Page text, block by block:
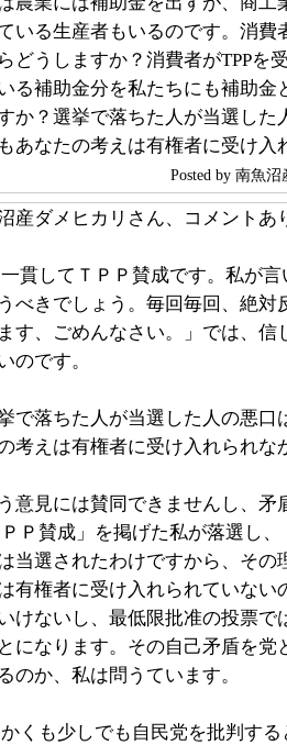
いる生産者もいるのです。消費
どうしますか？消費者がTPPを
る補助金分を私たちにも補助
か？選挙で落ちた人が当選し
あなたの考えは有権者に受け
Posted by 南魚
産ダメヒカリさん、コメントあ
貫してＴＰＰ賛成です。私が
べきでしょう。毎回毎回、絶
す、ごめんなさい。」では、信
のです。
で落ちた人が当選した人の悪
考えは有権者に受け入れられな
意見には賛同できませんし、矛
ＰＰ賛成」を掲げた私が落選し
当選されたわけですから、その
有権者に受け入れられていない
けないし、最低限批准の投票で
になります。その自己矛盾を
のか、私は問うています。
かくも少しでも自民党を批判す